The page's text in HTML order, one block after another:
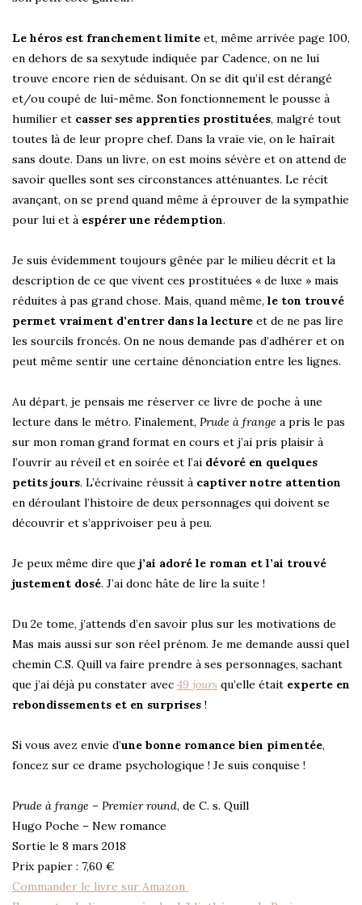
Le héros est franchement limite et, même arrivée page 100,
en dehors de sa sexytude indiquée par Cadence, on ne lui
trouve encore rien de séduisant. On se dit qu’il est dérangé
et/ou coupé de lui-même. Son fonctionnement le pousse à
humilier et casser ses apprenties prostituées, malgré tout
toutes là de leur propre chef. Dans la vraie vie, on le haïrait
sans doute. Dans un livre, on est moins sévère et on attend de
savoir quelles sont ses circonstances atténuantes. Le récit
avançant, on se prend quand même à éprouver de la sympathie
pour lui et à espérer une rédemption.
Je suis évidemment toujours gênée par le milieu décrit et la
description de ce que vivent ces prostituées « de luxe » mais
réduites à pas grand chose. Mais, quand même, le ton trouvé
permet vraiment d’entrer dans la lecture et de ne pas lire
les sourcils froncés. On ne nous demande pas d’adhérer et on
peut même sentir une certaine dénonciation entre les lignes.
Au départ, je pensais me réserver ce livre de poche à une
lecture dans le métro. Finalement, Prude à frange a pris le pas
sur mon roman grand format en cours et j’ai pris plaisir à
l’ouvrir au réveil et en soirée et l’ai dévoré en quelques
petits jours. L’écrivaine réussit à captiver notre attention
en déroulant l’histoire de deux personnages qui doivent se
découvrir et s’apprivoiser peu à peu.
Je peux même dire que j’ai adoré le roman et l’ai trouvé
justement dosé. J’ai donc hâte de lire la suite !
Du 2e tome, j’attends d’en savoir plus sur les motivations de
Mas mais aussi sur son réel prénom. Je me demande aussi quel
chemin C.S. Quill va faire prendre à ses personnages, sachant
que j’ai déjà pu constater avec 49 jours qu’elle était experte en
rebondissements et en surprises !
Si vous avez envie d’une bonne romance bien pimentée,
foncez sur ce drame psychologique ! Je suis conquise !
Prude à frange – Premier round, de C. s. Quill
Hugo Poche – New romance
Sortie le 8 mars 2018
Prix papier : 7,60 €
Commander le livre sur Amazon